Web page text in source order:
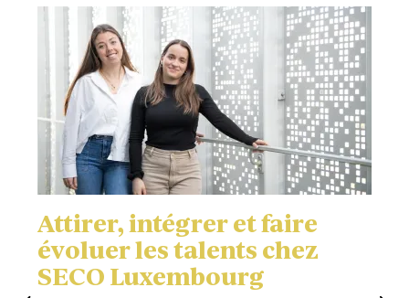
Attirer, intégrer et faire
évoluer les talents chez
SECO Luxembourg